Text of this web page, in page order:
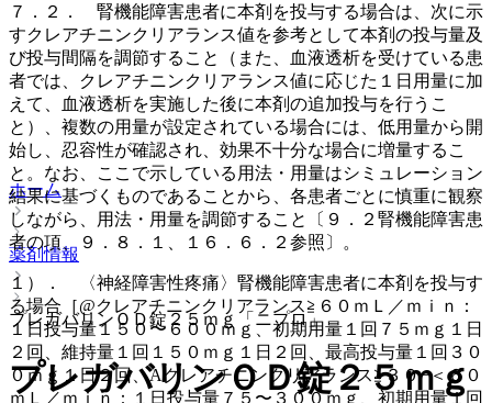
７．２． 腎機能障害患者に本剤を投与する場合は、次に示
すクレアチニンクリアランス値を参考として本剤の投与量及
び投与間隔を調節すること（また、血液透析を受けている患
者では、クレアチニンクリアランス値に応じた１日用量に加
えて、血液透析を実施した後に本剤の追加投与を行うこ
と）、複数の用量が設定されている場合には、低用量から開
始し、忍容性が確認され、効果不十分な場合に増量するこ
と。なお、ここで示している用法・用量はシミュレーション
結果に基づくものであることから、各患者ごとに慎重に観察
しながら、用法・用量を調節すること〔９．２腎機能障害患
者の項、９．８．１、１６．６．２参照〕。
１）． 〈神経障害性疼痛〉腎機能障害患者に本剤を投与す
る場合［@クレアチニンクリアランス≧６０ｍＬ／ｍｉｎ：
１日投与量１５０〜６００ｍｇ、初期用量１回７５ｍｇ１日
２回、維持量１回１５０ｍｇ１日２回、最高投与量１回３０
０ｍｇ１日２回、Aクレアチニンクリアランス≧３０−＜６０
ｍＬ／ｍｉｎ：１日投与量７５〜３００ｍｇ、初期用量１回
ホーム
薬剤情報
プレガバリンＯＤ錠２５ｍｇ「ニプロ」
プレガバリンＯＤ錠２５ｍｇ